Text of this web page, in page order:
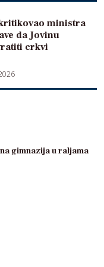
ministra
da Jovinu
crkvi
gimnazija u raljama